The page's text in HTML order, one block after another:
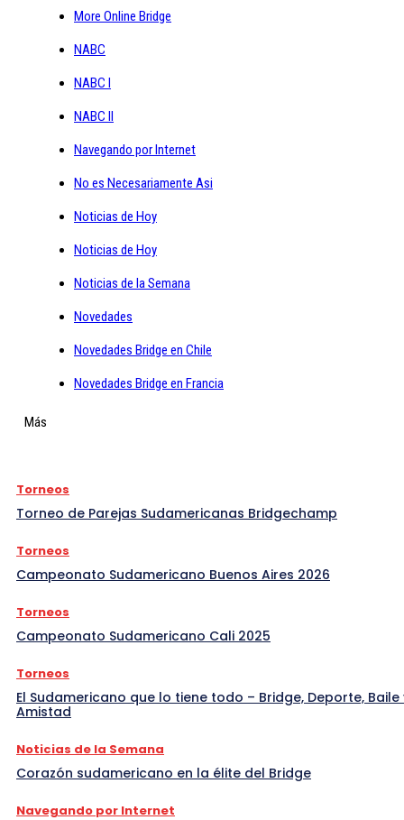
More Online Bridge
NABC
NABC I
NABC II
Navegando por Internet
No es Necesariamente Asi
Noticias de Hoy
Noticias de Hoy
Noticias de la Semana
Novedades
Novedades Bridge en Chile
Novedades Bridge en Francia
Más
Torneos
Torneo de Parejas Sudamericanas Bridgechamp
Torneos
Campeonato Sudamericano Buenos Aires 2026
Torneos
Campeonato Sudamericano Cali 2025
Torneos
El Sudamericano que lo tiene todo – Bridge, Deporte, Baile
Amistad
Noticias de la Semana
Corazón sudamericano en la élite del Bridge
Navegando por Internet